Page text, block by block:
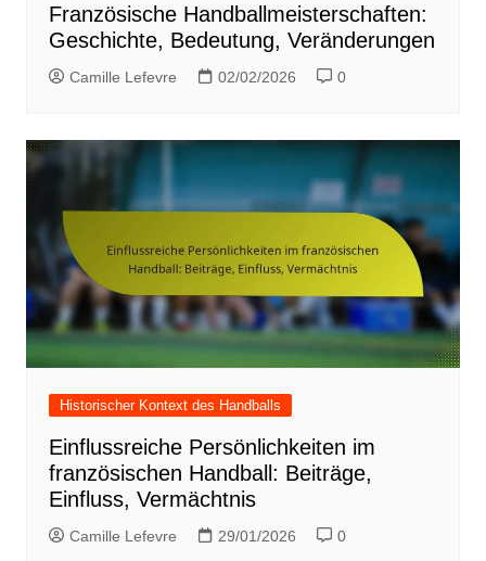
Französische Handballmeisterschaften:
Geschichte, Bedeutung, Veränderungen
Camille Lefevre 02/02/2026 0
Historischer Kontext des Handballs
Einflussreiche Persönlichkeiten im
französischen Handball: Beiträge,
Einfluss, Vermächtnis
Camille Lefevre 29/01/2026 0